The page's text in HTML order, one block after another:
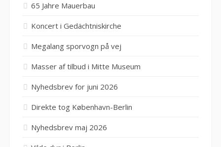
65 Jahre Mauerbau
Koncert i Gedächtniskirche
Megalang sporvogn på vej
Masser af tilbud i Mitte Museum
Nyhedsbrev for juni 2026
Direkte tog København-Berlin
Nyhedsbrev maj 2026